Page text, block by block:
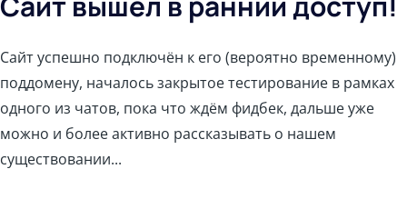
Сайт успешно подключён к его (вероятно временному)
поддомену, началось закрытое тестирование в рамках
одного из чатов, пока что ждём фидбек, дальше уже
можно и более активно рассказывать о нашем
существовании...